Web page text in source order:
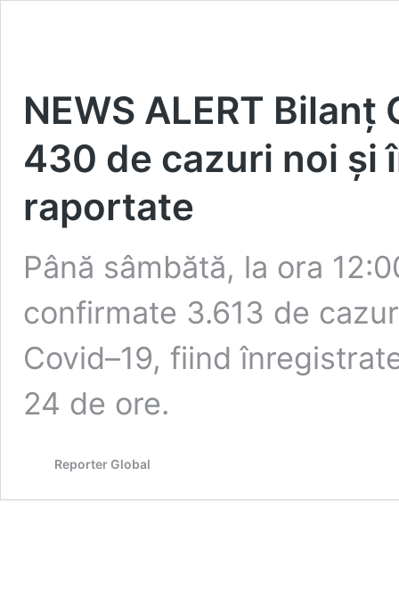
NEWS ALERT
430 de cazuri noi și
raportate
Până sâmbătă, la ora
confirmate 3.613 de
Covid–19, fiind
24 de ore.
Reporter Global